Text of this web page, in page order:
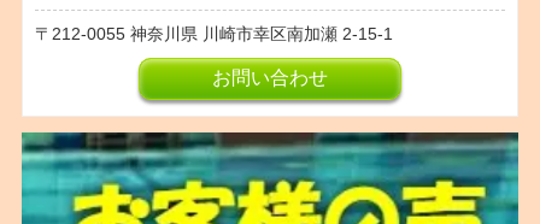
212-0055 神奈川県 川崎市幸区南加瀬 2-15-1
お問い合わせ